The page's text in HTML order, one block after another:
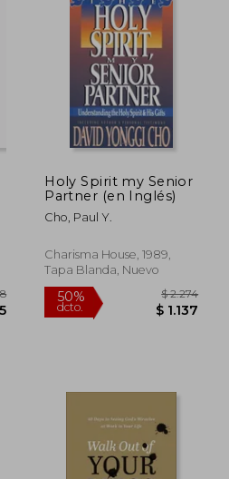
40%
dcto.
Holy Spirit my Senior
Partner (en Inglés)
Cho, Paul Y.
Charisma House, 1989,
Tapa Blanda, Nuevo